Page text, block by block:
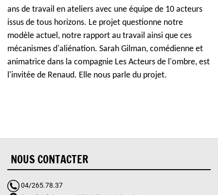
ans de travail en ateliers avec une équipe de 10 acteurs
issus de tous horizons. Le projet questionne notre
modèle actuel, notre rapport au travail ainsi que ces
mécanismes d'aliénation. Sarah Gilman, comédienne et
animatrice dans la compagnie Les Acteurs de l'ombre, est
l'invitée de Renaud. Elle nous parle du projet.
NOUS CONTACTER
04/265.78.37